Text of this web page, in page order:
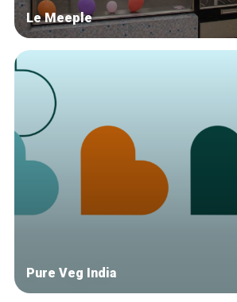
Le Meeple
Pure Veg India